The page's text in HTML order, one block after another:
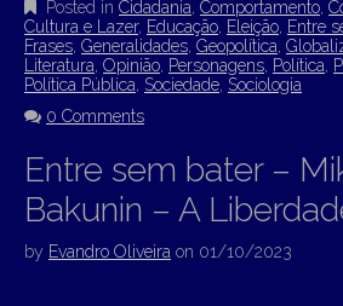
Posted in Cidadania Comportamento
Cultura e Lazer, Educação Eleição Entre
Frases Generalidades Geopolítica
Literatura Opinião Personagens Política
Política Pública Sociedade Sociologia
0 Comments
Entre sem bater –
Bakunin – A
by Evandro Oliveira on 01/10/2023